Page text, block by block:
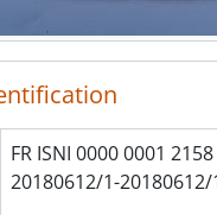
FR ISNI 0000 0001
20180612/1-20180612/